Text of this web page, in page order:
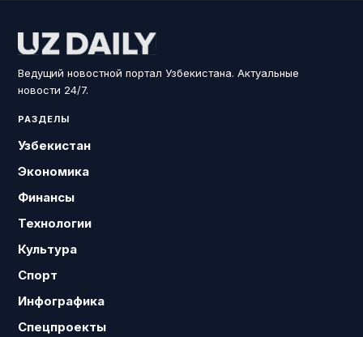
Ведущий новостной портал Узбекистана. Актуальные
новости 24/7.
РАЗДЕЛЫ
Узбекистан
Экономика
Финансы
Технологии
Культура
Спорт
Инфографика
Спецпроекты